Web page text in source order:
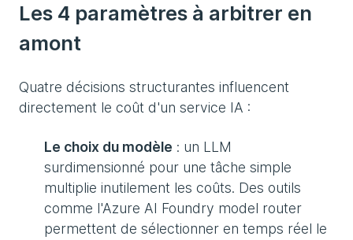
Les 4 paramètres à arbitrer en
amont
Quatre décisions structurantes influencent
directement le coût d'un service IA :
Le choix du modèle : un LLM
surdimensionné pour une tâche simple
multiplie inutilement les coûts. Des outils
comme l'Azure AI Foundry model router
permettent de sélectionner en temps réel le